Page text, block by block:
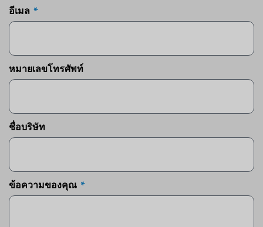
อีเมล
หมายเลขโทรศัพท์
ชื่อบริษัท
ข้อความของคุณ